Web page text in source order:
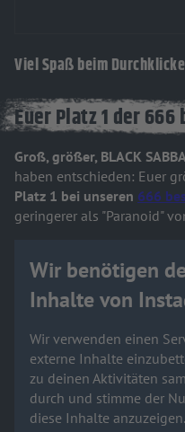
Viel Spaß beim
Euer Platz 1 der
Groß, größer, BLACK
haben entschieden: Euer
Platz 1 bei unseren 666
geringerer als "Paranoid"
Wir benötigen
Inhalte von
Wir verwenden einen
externe Inhalte
zu deinen Aktivitäten
durch und stimme der
diese Inhalte anzuzeigen.